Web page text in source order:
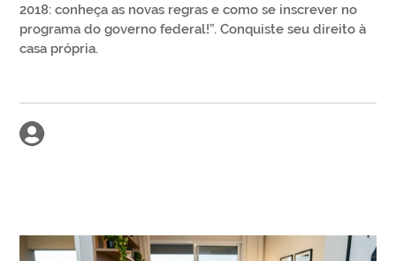
2018: conheça as novas regras e como se inscrever no
programa do governo federal!”. Conquiste seu direito à
casa própria.